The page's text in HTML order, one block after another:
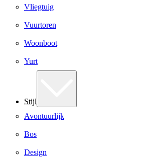
Vliegtuig
Vuurtoren
Woonboot
Yurt
Stijl
Avontuurlijk
Bos
Design